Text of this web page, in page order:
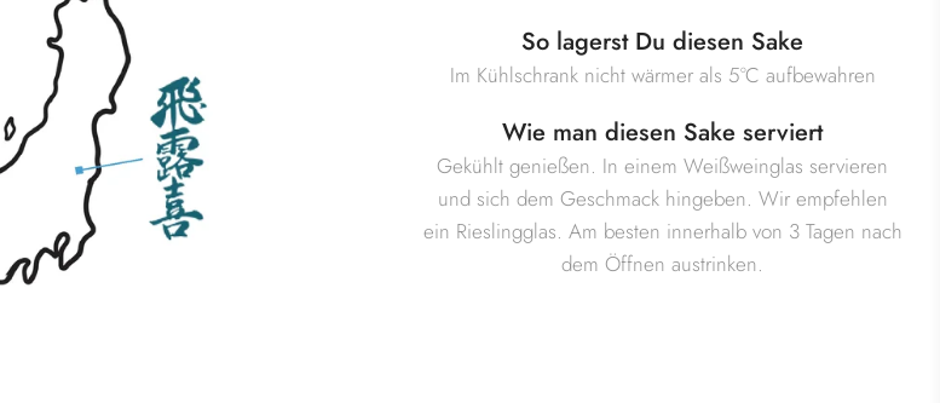
So lagerst Du diesen Sake
Im Kühlschrank nicht wärmer als 5°C aufbewahren
Wie man diesen Sake serviert
Gekühlt genießen. In einem Weißweinglas servieren
und sich dem Geschmack hingeben. Wir empfehlen
ein Rieslingglas. Am besten innerhalb von 3 Tagen nach
dem Öffnen austrinken.